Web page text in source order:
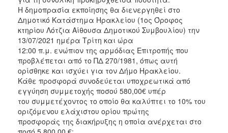
Η δημοπρασία εκποίησης θα διενεργηθεί στο
Δημοτικό Κατάστημα Ηρακλείου (1ος Όροφος
κτηρίου Λότζια Αίθουσα Δημοτικού Συμβουλίου) την
13/07/2021 ημέρα Τρίτη και ώρα
12:00 π.μ. ενώπιον της αρμόδιας Επιτροπής που
προβλέπεται από το ΠΔ 270/1981, όπως αυτή
ορίσθηκε και ισχύει για τον Δήμο Ηρακλείου.
Κάθε προσφορά συνοδεύεται υποχρεωτικά από
εγγύηση συμμετοχής ποσού 580,00€ υπέρ
του συμμετέχοντος το οποίο θα καλύπτει το 10% του
οριζόμενου ελάχιστου ορίου πρώτης
προσφοράς της διακήρυξης η οποία ανέρχεται στο